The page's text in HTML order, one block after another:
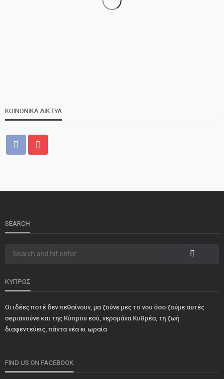
ΣΗΜΑΝΤΙΚΑ ΤΕΛΕΥΤΑΙΑ ΝΕΑ
Τιμήθηκαν και φέτος προσωπικότητες και φορείς των
ΚΟΙΝΩΝΙΚΑ ΔΙΚΤΥΑ
SEARCH
ΚΥΠΡΟΣ
Οι ιδέες ποτέ δεν πεθαίνουν, μα ζούνε μες το νου όσο ζούμε αυτές
σεριανούνε και της Κύπρου εσύ, νερομάνα Κυθρέα, τη ζωή
διαφεντεύεις, πάντα νέα κι ωραία
FIND US ON FACEBOOK